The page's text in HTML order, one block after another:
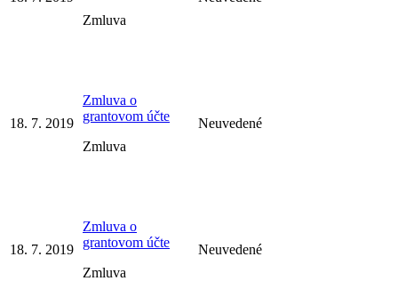
Zmluva
18. 7. 2019
Zmluva o
grantovom účte
Zmluva
Neuvedené
18. 7. 2019
Zmluva o
grantovom účte
Zmluva
Neuvedené